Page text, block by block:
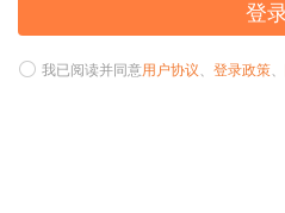
登
我已阅读并同意用户协议、 登录政策、